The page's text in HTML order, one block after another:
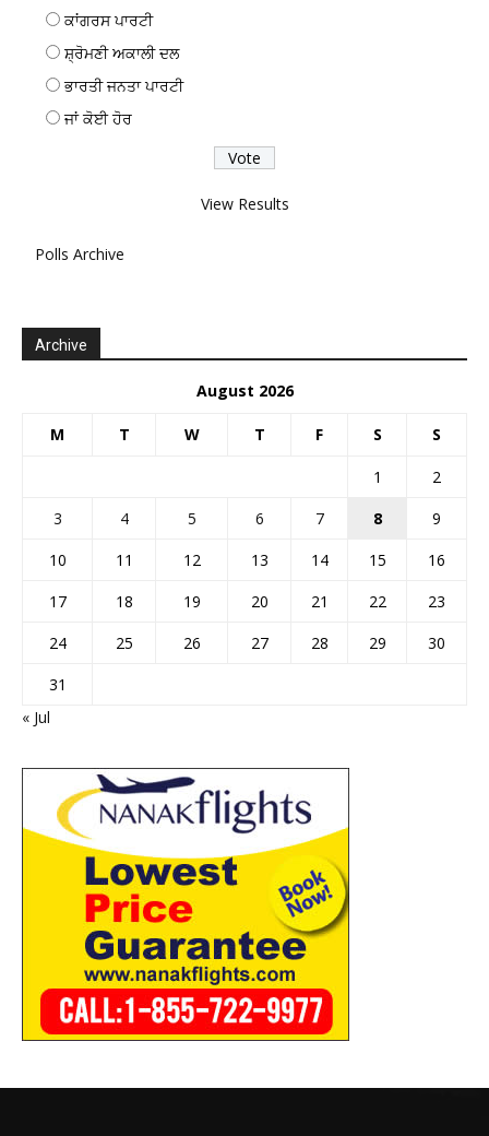
ਕਾਂਗਰਸ ਪਾਰਟੀ
ਸ਼੍ਰੋਮਣੀ ਅਕਾਲੀ ਦਲ
ਭਾਰਤੀ ਜਨਤਾ ਪਾਰਟੀ
ਜਾਂ ਕੋਈ ਹੋਰ
View Results
Polls Archive
Archive
August 2026
M T W T F S S
1
2
3
4 5 6 7 8
9
10
11 12 13 14 15
16
17
18 19 20 21 22
23
24
25 26 27 28 29
30
31
« Jul